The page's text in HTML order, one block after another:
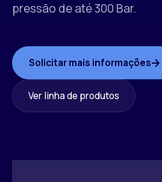
pressão de até 300 Bar.
Solicitar mais informações
Ver linha de produtos